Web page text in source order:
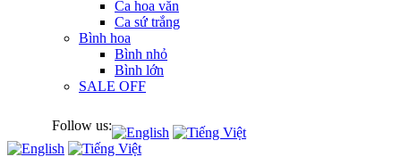
Ca hoa văn
Ca sứ trắng
Bình hoa
Bình nhỏ
Bình lớn
SALE OFF
Follow us: